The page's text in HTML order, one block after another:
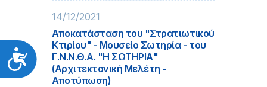
Προσιτότητα
14/12/2021
Αποκατάσταση του "Στρατιωτικού
Κτιρίου" - Μουσείο Σωτηρία - του
Γ.Ν.Ν.Θ.Α. "Η ΣΩΤΗΡΙΑ"
(Αρχιτεκτονική Μελέτη -
Αποτύπωση)